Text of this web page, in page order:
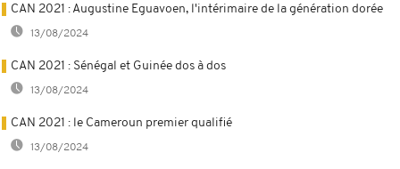
CAN 2021 : Augustine Eguavoen, l'intérimaire de la génération dorée
13/08/2024
CAN 2021 : Sénégal et Guinée dos à dos
13/08/2024
CAN 2021 : le Cameroun premier qualifié
13/08/2024